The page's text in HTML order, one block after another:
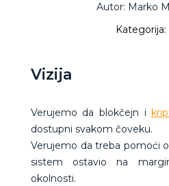
Autor: Marko
Kategorija:
Vizija
Verujemo da blokčejn i
dostupni svakom čoveku.
Verujemo da treba pomoći
sistem ostavio na
okolnosti.